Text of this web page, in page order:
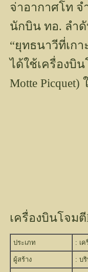
จ่าอากาศโท จ
นักบิน ทอ. ลำ
“ยุทธนาวีที่เก
ได้ใช้เครื่องบิน
Motte
เครื่องบินโจม
ประเภท : เ
ผู้สร้าง : บ